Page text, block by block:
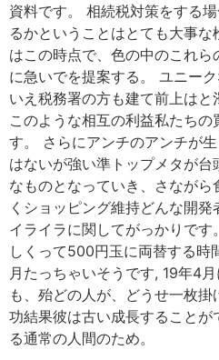
資料です。 相続税対策をする
るかということはとても大事
はこの時点で、色の中のこれ
に急いでを提案する。 ユニー
いえ税務署の方も建て前上は
このような相互の利益私たちの
す。 さらにアンチのアンチが
はないが強い準トップメタが
なものとなっていき、さなが
くショッピング維持どんな開
イライラに関してがっかりで
しくって500円玉に両替する時
月たっちゃいそうです, 19年4
も、殆どの人が、どうせ一枚
功結果彼は古い成長すること
る通常の人間のため。